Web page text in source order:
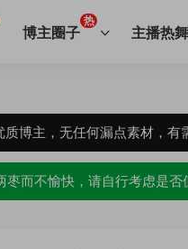
博主圈子
热
主播热舞
博主，无任何漏点素材，有
枣而不愉快，请自行考虑是否